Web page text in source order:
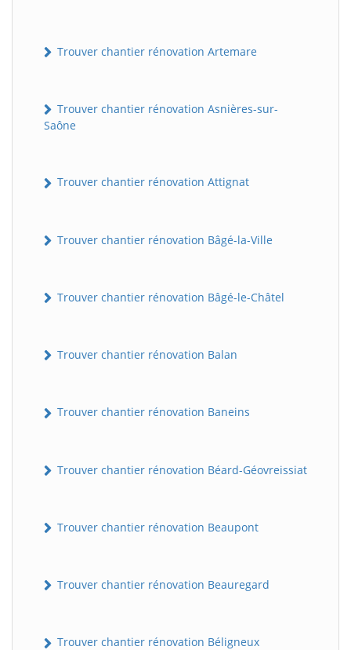
Trouver chantier rénovation Artemare
Trouver chantier rénovation Asnières-sur-
Saône
Trouver chantier rénovation Attignat
Trouver chantier rénovation Bâgé-la-Ville
Trouver chantier rénovation Bâgé-le-Châtel
Trouver chantier rénovation Balan
Trouver chantier rénovation Baneins
Trouver chantier rénovation Béard-Géovreissiat
Trouver chantier rénovation Beaupont
Trouver chantier rénovation Beauregard
Trouver chantier rénovation Béligneux